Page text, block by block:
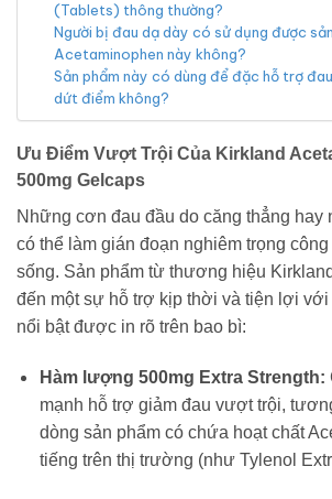
(Tablets) thông thường?
Người bị đau dạ dày có sử dụng được
Acetaminophen này không?
Sản phẩm này có dùng để đặc hỗ trợ
dứt điểm không?
Ưu Điểm Vượt Trội Của Kirkland
500mg Gelcaps
Những cơn đau đầu do căng thẳng hay
có thể làm gián đoạn nghiêm trọng
sống. Sản phẩm từ thương hiệu
đến một sự hỗ trợ kịp thời và tiện lợi
nổi bật được in rõ trên bao bì:
Hàm lượng 500mg Extra Strength:
mạnh hỗ trợ giảm đau vượt trội,
dòng sản phẩm có chứa hoạt chất
tiếng trên thị trường (như Tylenol